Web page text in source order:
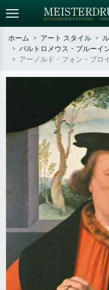
標準検索
– 例：モネ、星月夜、印象派、北
斎の波、ヌード。
ホーム アート スタイル
バルトロメウス・ブルーイ
アーノルド・フォン・ブロ